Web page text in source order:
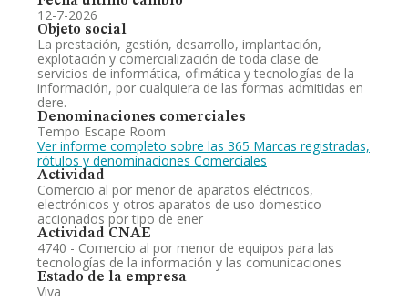
12-7-2026
Objeto social
La prestación, gestión, desarrollo, implantación,
explotación y comercialización de toda clase de
servicios de informática, ofimática y tecnologías de la
información, por cualquiera de las formas admitidas en
dere.
Denominaciones comerciales
Tempo Escape Room
Ver informe completo sobre las 365 Marcas registradas,
rótulos y denominaciones Comerciales
Actividad
Comercio al por menor de aparatos eléctricos,
electrónicos y otros aparatos de uso domestico
accionados por tipo de ener
Actividad CNAE
4740 - Comercio al por menor de equipos para las
tecnologías de la información y las comunicaciones
Estado de la empresa
Viva